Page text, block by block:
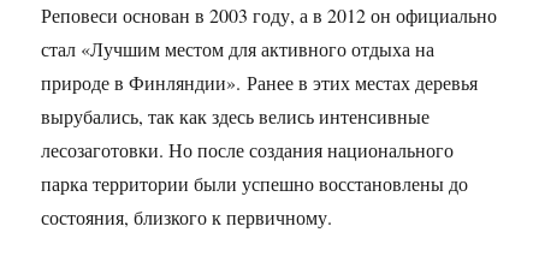
Реповеси основан в 2003 году, а в 2012 он официально
стал «Лучшим местом для активного отдыха на
природе в Финляндии». Ранее в этих местах деревья
вырубались, так как здесь велись интенсивные
лесозаготовки. Но после создания национального
парка территории были успешно восстановлены до
состояния, близкого к первичному.